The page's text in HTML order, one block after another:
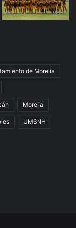
de Morelia
Morelia
UMSNH